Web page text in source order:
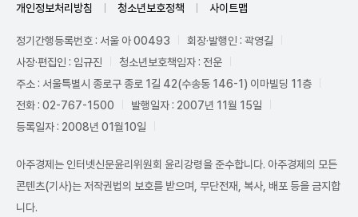
개인정보처리방침 청소년보호정책 사이트맵
정기간행등록번호 : 서울 아 00493
회장·발행인 : 곽영길
사장·편집인 : 임규진
청소년보호책임자 : 전운
주소 : 서울특별시 종로구 종로 1길 42(수송동 146-1) 이마빌딩 11층
전화 : 02-767-1500
발행일자 : 2007년 11월 15일
등록일자 : 2008년 01월10일
아주경제는 인터넷신문윤리위원회 윤리강령을 준수합니다. 아주경제의 모든
콘텐츠(기사)는 저작권법의 보호를 받으며, 무단전재, 복사, 배포 등을 금지합
니다.